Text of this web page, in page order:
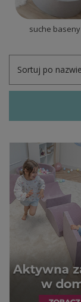
suche baseny
Sortuj po